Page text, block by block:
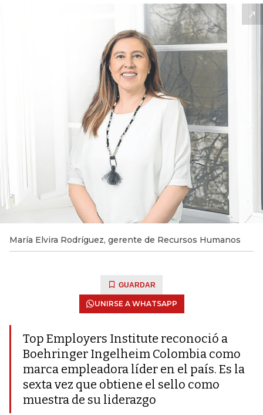
María Elvira Rodríguez, gerente de Recursos Humanos
GUARDAR
UNIRSE A WHATSAPP
Top Employers Institute reconoció a
Boehringer Ingelheim Colombia como
marca empleadora líder en el país. Es la
sexta vez que obtiene el sello como
muestra de su liderazgo